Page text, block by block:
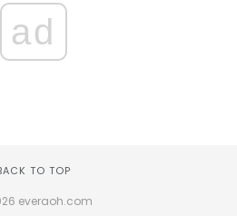
ad
TO TOP
everaoh.com